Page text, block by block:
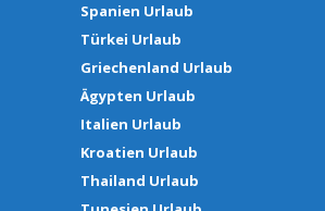
Spanien Urlaub
Türkei Urlaub
Griechenland Urlaub
Ägypten Urlaub
Italien Urlaub
Kroatien Urlaub
Thailand Urlaub